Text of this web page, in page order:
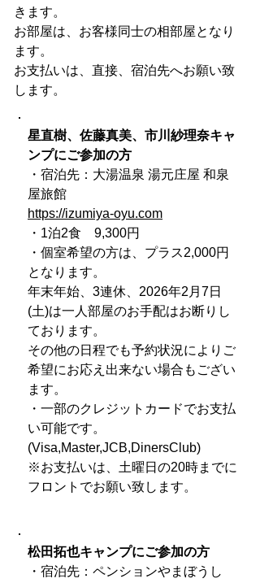
きます。
お部屋は、お客様同士の相部屋となり
ます。
​お支払いは、直接、宿泊先へお願い致
します。
星直樹、佐藤真美、市川紗理奈キャ
ンプにご参加の方
・宿泊先：大湯温泉 湯元庄屋 和泉
屋旅館
https://izumiya-oyu.com
・1泊2食 9,300円
・個室希望の方は、プラス2,000円
となります。
年末年始、3連休、2026年2月7日
(土)は一人部屋のお手配はお断りし
ております。
その他の日程でも予約状況によりご
希望にお応え出来ない場合もござい
ます。
・一部のクレジットカードでお支払
い可能です。
(Visa,Master,JCB,DinersClub)
※お支払いは、土曜日の20時までに
フロントでお願い致します。
松田拓也キャンプにご参加の方
・宿泊先：ペンションやまぼうし